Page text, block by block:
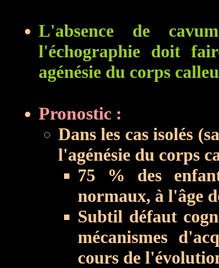
L'absence de
l'échographie doit
agénésie du corps
Pronostic :
Dans les cas isolés
l'agénésie du corps
75 % des
normaux, à l'âge
Subtil défaut
mécanismes
cours de